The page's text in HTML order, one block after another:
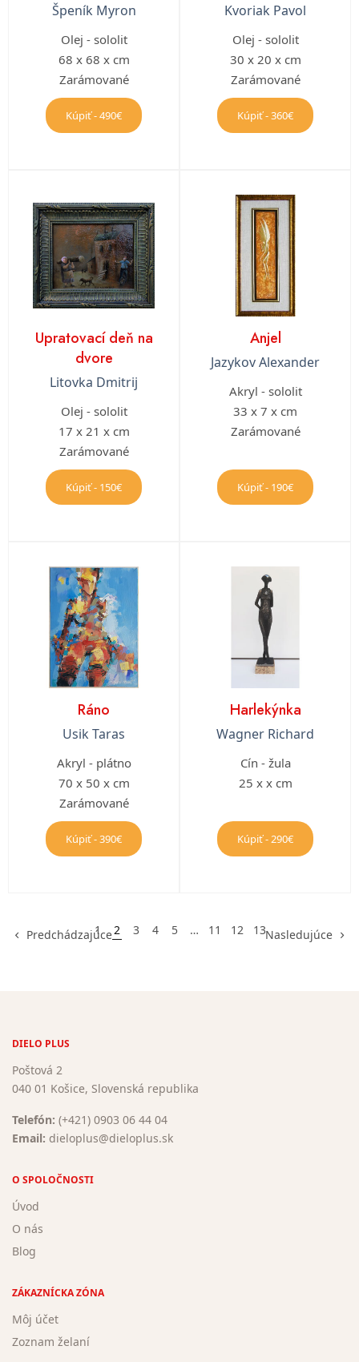
Špeník Myron
Olej - sololit
68 x 68 x cm
Zarámované
Kúpiť - 490€
Kvoriak Pavol
Olej - sololit
30 x 20 x cm
Zarámované
Kúpiť - 360€
Upratovací deň na
dvore
Litovka Dmitrij
Olej - sololit
17 x 21 x cm
Zarámované
Kúpiť - 150€
Anjel
Jazykov Alexander
Akryl - sololit
33 x 7 x cm
Zarámované
Kúpiť - 190€
Ráno
Usik Taras
Akryl - plátno
70 x 50 x cm
Zarámované
Kúpiť - 390€
Harlekýnka
Wagner Richard
Cín - žula
25 x x cm
Kúpiť - 290€
Predchádzajúce
1 2 3 4 5 … 11 12 13Nasledujúce
DIELO PLUS
Poštová 2
040 01 Košice, Slovenská republika
Telefón: (+421) 0903 06 44 04
Email: dieloplus@dieloplus.sk
O SPOLOČNOSTI
Úvod
O nás
Blog
ZÁKAZNÍCKA ZÓNA
Môj účet
Zoznam želaní